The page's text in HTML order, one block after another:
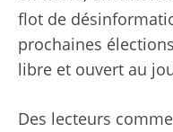
flot de
prochaines
libre et ouvert au
Des lecteurs